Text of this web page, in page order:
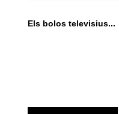
Els bolos televisius...